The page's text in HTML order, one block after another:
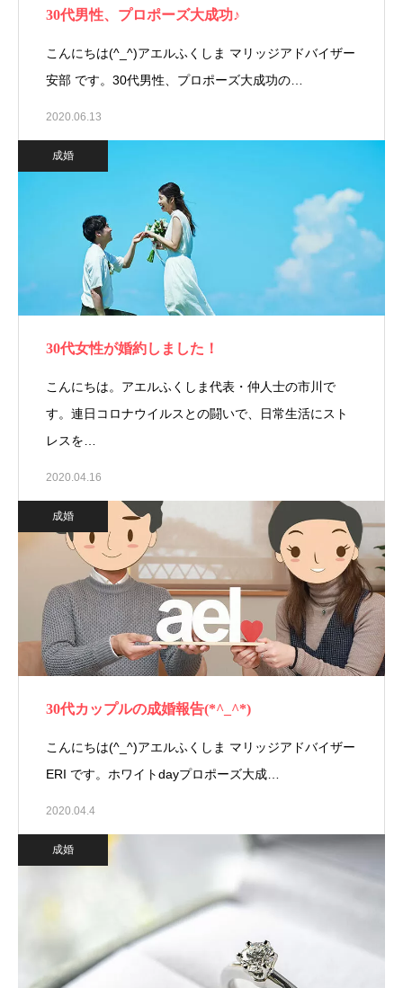
30代男性、プロポーズ大成功♪
こんにちは(^_^)アエルふくしま マリッジアドバイザー
安部 です。30代男性、プロポーズ大成功の…
2020.06.13
成婚
30代女性が婚約しました！
こんにちは。アエルふくしま代表・仲人士の市川で
す。連日コロナウイルスとの闘いで、日常生活にスト
レスを…
2020.04.16
成婚
30代カップルの成婚報告(*^_^*)
こんにちは(^_^)アエルふくしま マリッジアドバイザー
ERI です。ホワイトdayプロポーズ大成…
2020.04.4
成婚